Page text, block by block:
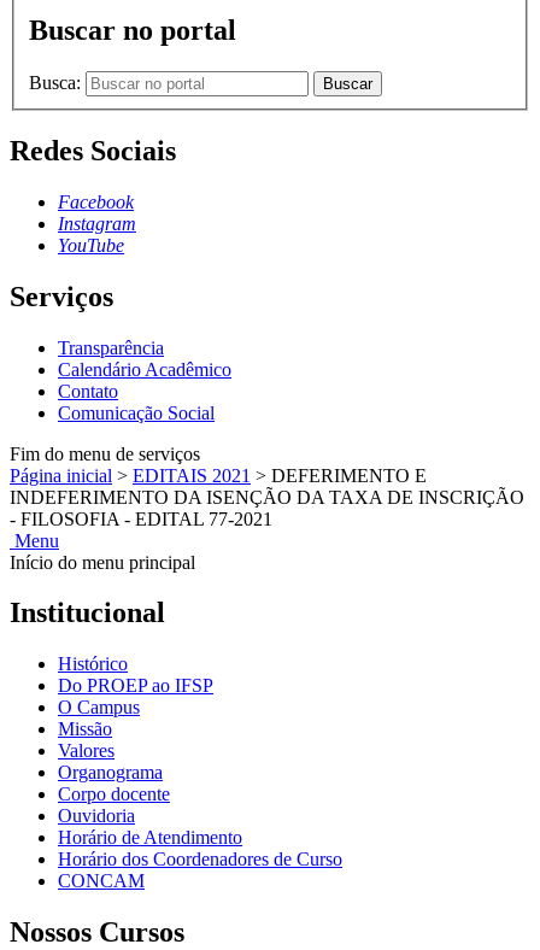
Buscar no portal
Busca: Buscar
Redes Sociais
Facebook
Instagram
YouTube
Serviços
Transparência
Calendário Acadêmico
Contato
Comunicação Social
Fim do menu de serviços
Página inicial > EDITAIS 2021 > DEFERIMENTO E
INDEFERIMENTO DA ISENÇÃO DA TAXA DE INSCRIÇÃO
- FILOSOFIA - EDITAL 77-2021
Menu
Início do menu principal
Institucional
Histórico
Do PROEP ao IFSP
O Campus
Missão
Valores
Organograma
Corpo docente
Ouvidoria
Horário de Atendimento
Horário dos Coordenadores de Curso
CONCAM
Nossos Cursos